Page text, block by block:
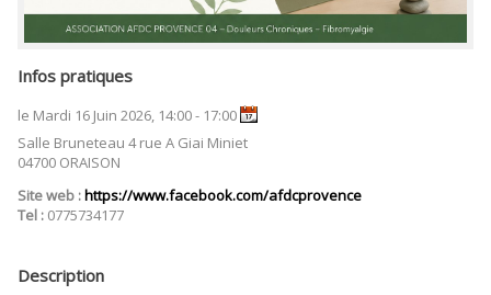
Infos pratiques
le Mardi 16 Juin 2026, 14:00 - 17:00
Salle Bruneteau 4 rue A Giai Miniet
04700 ORAISON
Site web :https://www.facebook.com/afdcprovence
Tel : 0775734177
Description